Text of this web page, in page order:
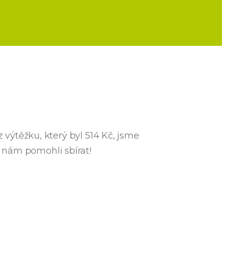
který byl 514 Kč, jsme
pomohli sbírat!